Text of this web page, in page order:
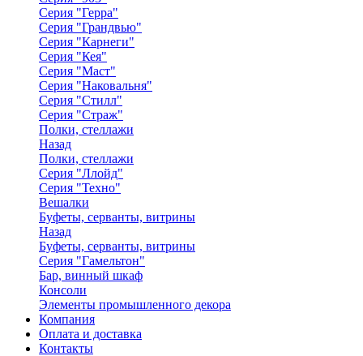
Серия "Герра"
Серия "Грандвью"
Серия "Карнеги"
Серия "Кея"
Серия "Маст"
Серия "Наковальня"
Серия "Стилл"
Серия "Страж"
Полки, стеллажи
Назад
Полки, стеллажи
Серия "Ллойд"
Серия "Техно"
Вешалки
Буфеты, серванты, витрины
Назад
Буфеты, серванты, витрины
Серия "Гамельтон"
Бар, винный шкаф
Консоли
Элементы промышленного декора
Компания
Оплата и доставка
Контакты